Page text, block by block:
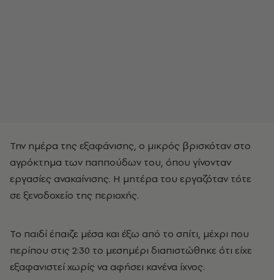
Την ημέρα της εξαφάνισης, ο μικρός βρισκόταν στο
αγρόκτημα των παππούδων του, όπου γίνονταν
εργασίες ανακαίνισης. Η μητέρα του εργαζόταν τότε
σε ξενοδοχείο της περιοχής.
Το παιδί έπαιζε μέσα και έξω από το σπίτι, μέχρι που
περίπου στις 2:30 το μεσημέρι διαπιστώθηκε ότι είχε
εξαφανιστεί χωρίς να αφήσει κανένα ίχνος.